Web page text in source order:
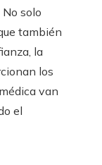
solo
también
la
los
van
el